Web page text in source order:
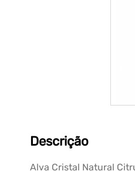
Descrição
Alva Cristal Natural